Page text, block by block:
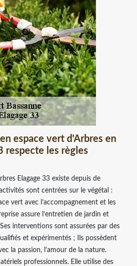
espace vert d'Arbres en
respecte les règles
Elagage 33 existe depuis de
sont centrées sur le végétal :
vert avec l’accompagnement et les
assure l’entretien de jardin et
interventions sont assurées par des
et expérimentés ; Ils possèdent
la passion, l’amour de la nature.
professionnels. Elle utilise des